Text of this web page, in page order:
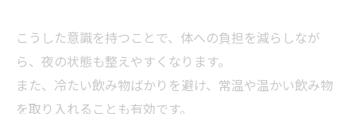
こうした意識を持つことで、体への負担を減らしなが
ら、夜の状態も整えやすくなります。
また、冷たい飲み物ばかりを避け、常温や温かい飲み物
を取り入れることも有効です。